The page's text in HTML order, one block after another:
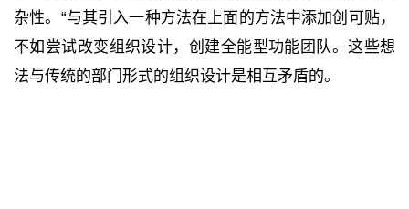
杂性。“与其引入一种方法在上面的方法中添加创可贴，
不如尝试改变组织设计，创建全能型功能团队。这些想
法与传统的部门形式的组织设计是相互矛盾的。